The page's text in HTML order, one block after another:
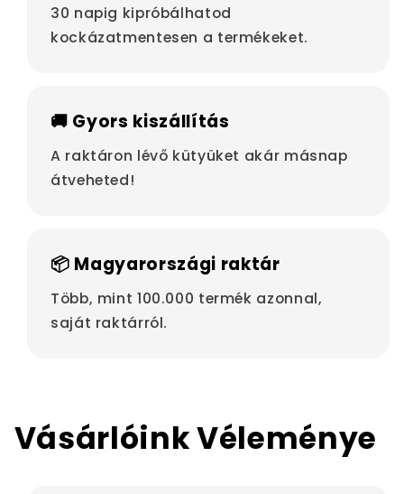
30 napig kipróbálhatod
kockázatmentesen a termékeket.
🚚 Gyors kiszállítás
A raktáron lévő kütyüket akár másnap
átveheted!
📦 Magyarországi raktár
Több, mint 100.000 termék azonnal,
saját raktárról.
Vásárlóink Véleménye